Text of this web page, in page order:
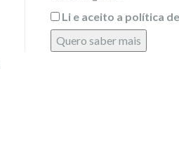
Li e aceito a política
Quero saber mais